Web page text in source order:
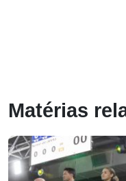
Matérias